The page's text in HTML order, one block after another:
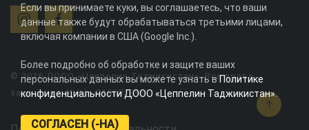
© 2026 ДООО «Цеппелин Таджикистан». Все права
защищены. ИНН - 010082996
Если вы принимаете куки, вы соглашаетесь, что ваши
данные также будут обрабатываться третьими лицами,
включая компании в США (Google Inc.).
Более подробно об обработке и защите ваших
персональных данных вы можете узнать вПолитике
конфиденциальности ДООО «Цеппелин Таджикистан».
СОГЛАСЕН (-НА)